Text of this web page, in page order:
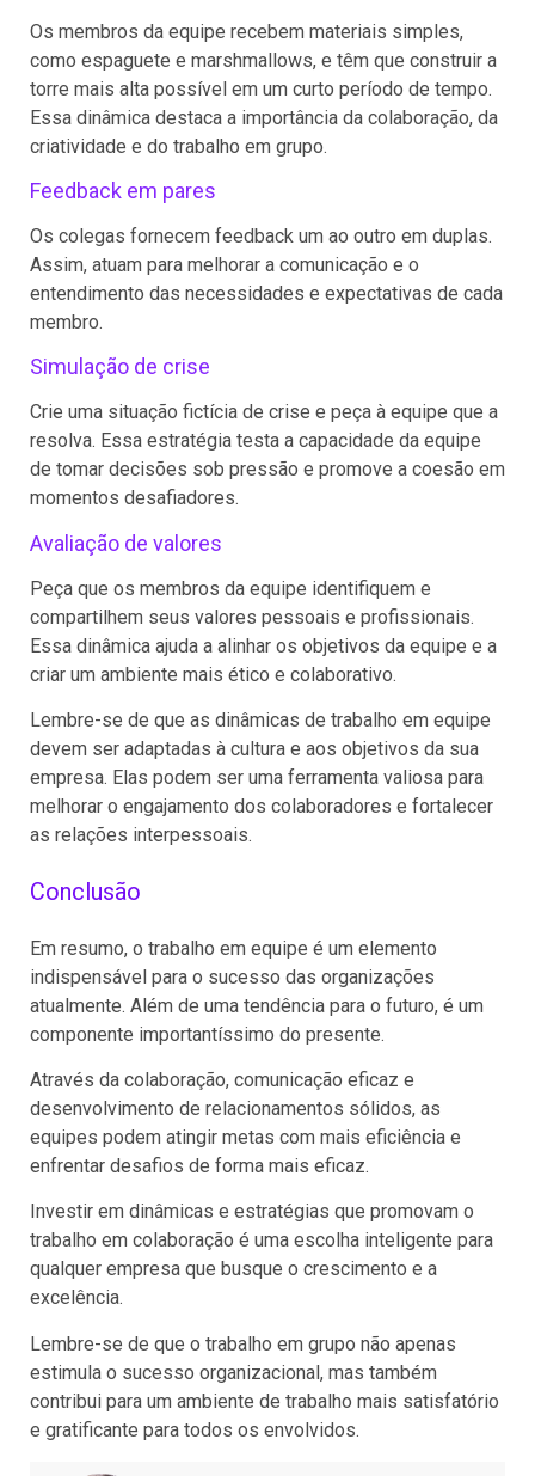
Os membros da equipe recebem materiais simples,
como espaguete e marshmallows, e têm que construir a
torre mais alta possível em um curto período de tempo.
Essa dinâmica destaca a importância da colaboração, da
criatividade e do trabalho em grupo.
Feedback em pares
Os colegas fornecem feedback um ao outro em duplas.
Assim, atuam para melhorar a comunicação e o
entendimento das necessidades e expectativas de cada
membro.
Simulação de crise
Crie uma situação fictícia de crise e peça à equipe que a
resolva. Essa estratégia testa a capacidade da equipe
de tomar decisões sob pressão e promove a coesão em
momentos desafiadores.
Avaliação de valores
Peça que os membros da equipe identifiquem e
compartilhem seus valores pessoais e profissionais.
Essa dinâmica ajuda a alinhar os objetivos da equipe e a
criar um ambiente mais ético e colaborativo.
Lembre-se de que as dinâmicas de trabalho em equipe
devem ser adaptadas à cultura e aos objetivos da sua
empresa. Elas podem ser uma ferramenta valiosa para
melhorar o engajamento dos colaboradores e fortalecer
as relações interpessoais.
Conclusão
Em resumo, o trabalho em equipe é um elemento
indispensável para o sucesso das organizações
atualmente. Além de uma tendência para o futuro, é um
componente importantíssimo do presente.
Através da colaboração, comunicação eficaz e
desenvolvimento de relacionamentos sólidos, as
equipes podem atingir metas com mais eficiência e
enfrentar desafios de forma mais eficaz.
Investir em dinâmicas e estratégias que promovam o
trabalho em colaboração é uma escolha inteligente para
qualquer empresa que busque o crescimento e a
excelência.
Lembre-se de que o trabalho em grupo não apenas
estimula o sucesso organizacional, mas também
contribui para um ambiente de trabalho mais satisfatório
e gratificante para todos os envolvidos.